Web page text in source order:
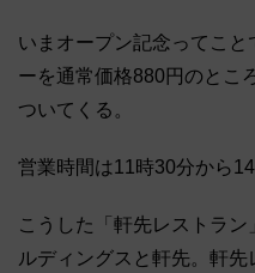
いまオープン記念ってこ
ーを通常価格880円のとこ
ついてくる。
営業時間は11時30分から
こうした「軒先レストラ
ルディングスと軒先。軒